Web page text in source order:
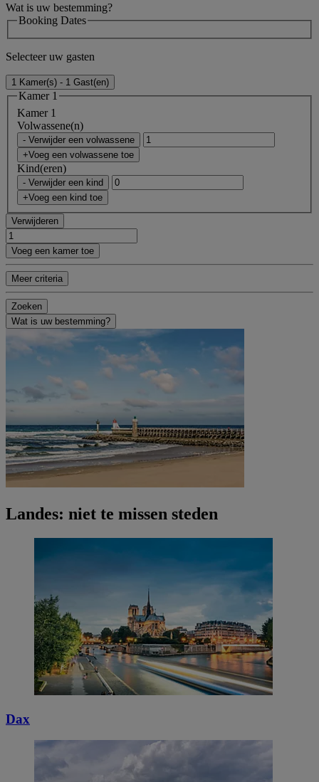
Wat is uw bestemming?
Booking Dates
Selecteer uw gasten
1 Kamer(s) - 1 Gast(en)
Kamer 1
Kamer 1
Volwassene(n)
- Verwijder een volwassene
+Voeg een volwassene toe
Kind(eren)
- Verwijder een kind
+Voeg een kind toe
Verwijderen
Voeg een kamer toe
Meer criteria
Zoeken
Wat is uw bestemming?
Landes: niet te missen steden
Dax